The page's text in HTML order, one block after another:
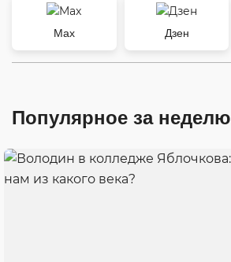
Max Дзен
Популярное за неделю